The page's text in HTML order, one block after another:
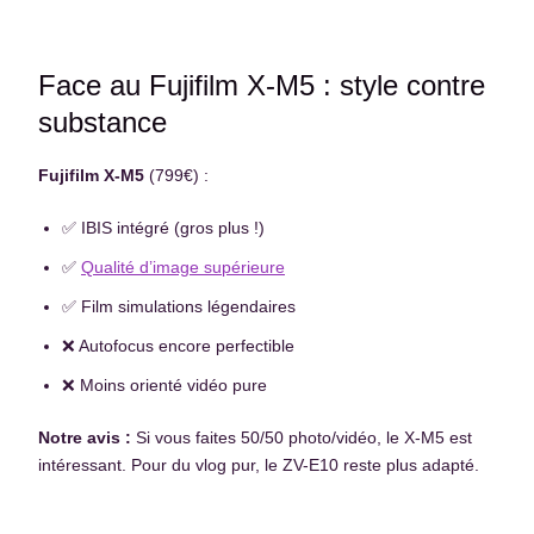
Face au Fujifilm X-M5 : style contre
substance
Fujifilm X-M5 (799€) :
✅ IBIS intégré (gros plus !)
✅ Qualité d’image supérieure
✅ Film simulations légendaires
❌ Autofocus encore perfectible
❌ Moins orienté vidéo pure
Notre avis : Si vous faites 50/50 photo/vidéo, le X-M5 est
intéressant. Pour du vlog pur, le ZV-E10 reste plus adapté.